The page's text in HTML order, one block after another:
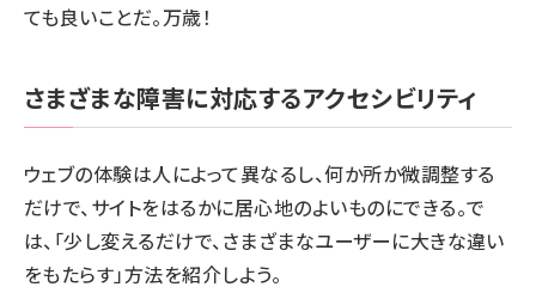
ても良いことだ。万歳！
さまざまな障害に対応するアクセシビリティ
ウェブの体験は人によって異なるし、何か所か微調整する
だけで、サイトをはるかに居心地のよいものにできる。で
は、「少し変えるだけで、さまざまなユーザーに大きな違い
をもたらす」方法を紹介しよう。